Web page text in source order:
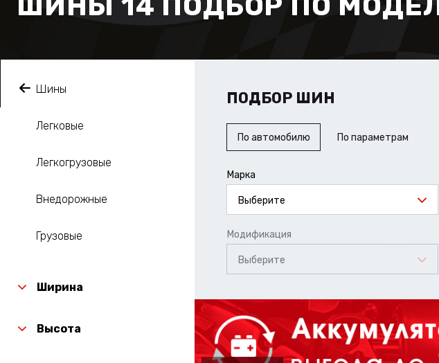
Шины
Легковые
Легкогрузовые
Внедорожные
Грузовые
Ширина
Высота
ПОДБОР ШИН
По автомобилю По параметрам
Марка
Выберите
Модификация
Выберите